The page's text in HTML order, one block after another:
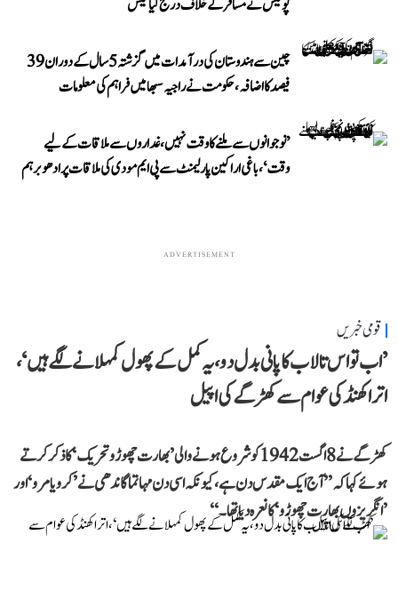
چین سے ہندوستان کی درآمدات میں گزشتہ 5 سال کے دوران 39
فیصد کا اضافہ، حکومت نے راجیہ سبھا میں فراہم کی معلومات
’نوجوانوں سے ملنے کا وقت نہیں، غداروں سے ملاقات کے لیے
وقت‘، باغی اراکین پارلیمنٹ سے پی ایم مودی کی ملاقات پر ادھو برہم
ADVERTISEMENT
قومی خبریں
’اب تو اس تالاب کا پانی بدل دو، یہ کمل کے پھول کمہلانے لگے ہیں‘،
اتراکھنڈ کی عوام سے کھڑگے کی اپیل
کھڑگے نے 8 اگست 1942 کو شروع ہونے والی ’بھارت چھوڑو تحریک‘ کا ذکر کرتے
ہوئے کہا کہ ’’آج ایک مقدس دن ہے، کیونکہ اسی دن مہاتما گاندھی نے ’کرو یا مرو‘ اور
’انگریزوں بھارت چھوڑو‘ کا نعرہ دیا تھا۔‘‘